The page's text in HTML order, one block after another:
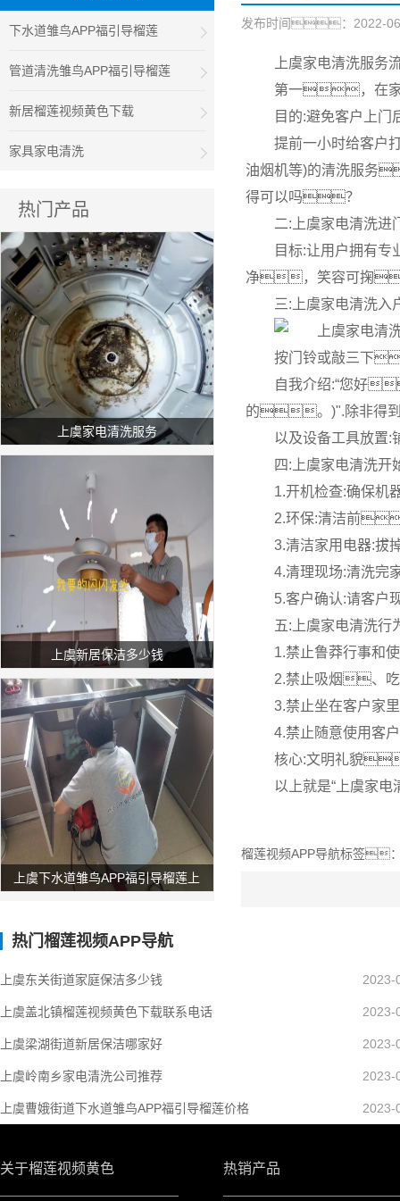
下水道雏鸟APP福引导榴莲
管道清洗雏鸟APP福引导榴莲
新居榴莲视频黄色下载
家具家电清洗
热门产品
上虞家电清洗服务
上虞新居保洁多少钱
上虞下水道雏鸟APP福引导榴莲上
发布时间：2022-
上虞家电清洗服
第一，在
目的:避免客户上
提前一小时给客户
油烟机等)的清洗服务
得可以吗？
二:上虞家电清洗
目标:让用户拥有
净，笑容可掬
三:上虞家电清洗入
按门铃或敲三下
自我介绍:“您好
的。)".除非得
以及设备工具放
四:上虞家电清洗
1.开机检查:确保
2.环保:清洁前
3.清洁家用电器:
4.清理现场:清洗
5.客户确认:请客
五:上虞家电清洗行
1.禁止鲁莽行事
2.禁止吸烟、
3.禁止坐在客户
4.禁止随意使用
核心:文明礼貌
以上就是“上虞家
榴莲视频APP导航标签
热门榴莲视频APP导航
上虞东关街道家庭保洁多少钱 2023-
上虞盖北镇榴莲视频黄色下载联系电话 2023-
上虞梁湖街道新居保洁哪家好 2023-
上虞岭南乡家电清洗公司推荐 2023-
上虞曹娥街道下水道雏鸟APP福引导榴莲价格 2023-
关于榴莲视频黄色 热销产品